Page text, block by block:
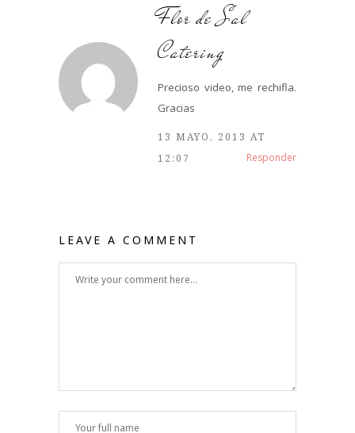
Flor de Sal
Catering
Precioso video, me rechifla.
Gracias
13 MAYO, 2013 AT
12:07
Responder
LEAVE A COMMENT